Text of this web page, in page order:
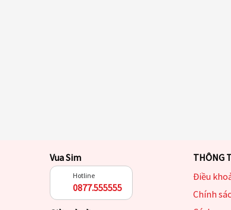
Vua Sim
Hotline
0877.555555
THÔNG
Điều
Chính